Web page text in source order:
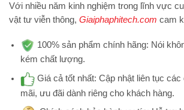
Với nhiều năm kinh nghiệm trong lĩnh vực
vật tư viễn thông, Giaiphaphitech.com cam
100% sản phẩm chính hãng: Nói
kém chất lượng.
Giá cả tốt nhất: Cập nhật liên tục
mãi, ưu đãi dành riêng cho khách hàng.